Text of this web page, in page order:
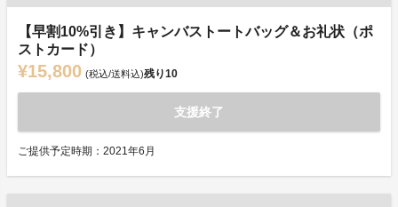
【早割10%引き】キャンバストートバッグ＆お礼状（ポ
ストカード）
¥15,800 (税込/送料込)残り10
支援終了
ご提供予定時期：2021年6月